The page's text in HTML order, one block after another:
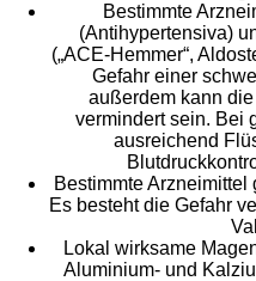
Bestimmte
(Antihypertensiva)
(„ACE-Hemmer“,
Gefahr einer
außerdem kann
vermindert sein. Bei
ausreichend
Bestimmte
Es besteht die Gefahr
Lokal wirksame
Aluminium- und